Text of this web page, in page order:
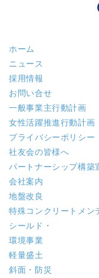
ホーム
ニュース
採用情報
お問い合せ
一般事業主行動計画
女性活躍推進行動計画
プライバシーポリシー
社友会の皆様へ
パートナーシップ構築
会社案内
地盤改良
特殊コンクリート メン
シールド・
環境事業
軽量盛土
斜面・防災